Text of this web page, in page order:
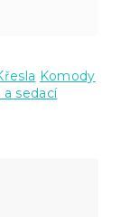
Komody
a sedací